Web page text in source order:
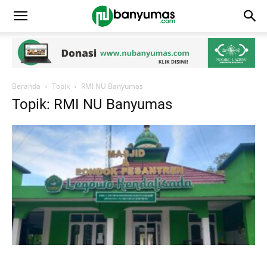
Beranda Topik RMI NU Banyumas
Topik: RMI NU Banyumas